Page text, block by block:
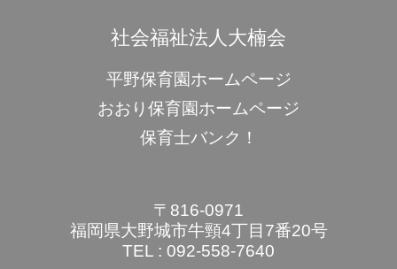
社会福祉法人大楠会
平野保育園ホームページ
おおり保育園ホームページ
保育士バンク！
〒816-0971
福岡県大野城市牛頸4丁目7番20号
TEL : 092-558-7640